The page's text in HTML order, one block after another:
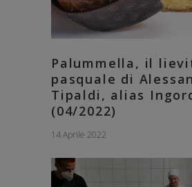
Palummella, il
pasquale di
Tipaldi, alias
(04/2022)
14 Aprile 2022